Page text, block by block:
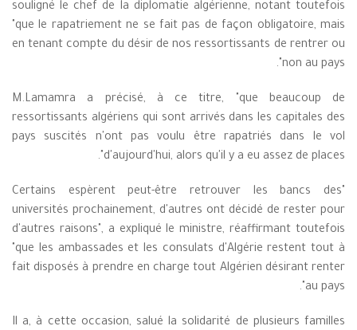
souligné le chef de la diplomatie algérienne, notant toutefois
"que le rapatriement ne se fait pas de façon obligatoire, mais
en tenant compte du désir de nos ressortissants de rentrer ou
non au pays".
M.Lamamra a précisé, à ce titre, "que beaucoup de
ressortissants algériens qui sont arrivés dans les capitales des
pays suscités n'ont pas voulu être rapatriés dans le vol
d'aujourd'hui, alors qu'il y a eu assez de places".
"Certains espèrent peut-être retrouver les bancs des
universités prochainement, d'autres ont décidé de rester pour
d'autres raisons", a expliqué le ministre, réaffirmant toutefois
"que les ambassades et les consulats d'Algérie restent tout à
fait disposés à prendre en charge tout Algérien désirant renter
au pays".
Il a, à cette occasion, salué la solidarité de plusieurs familles